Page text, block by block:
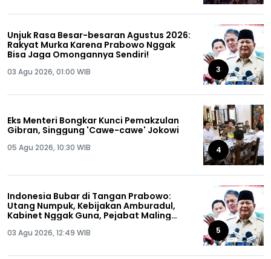
Unjuk Rasa Besar-besaran Agustus 2026:
Rakyat Murka Karena Prabowo Nggak
Bisa Jaga Omongannya Sendiri!
03 Agu 2026, 01:00 WIB 3
Eks Menteri Bongkar Kunci Pemakzulan
Gibran, Singgung 'Cawe-cawe' Jokowi
05 Agu 2026, 10:30 WIB 4
Indonesia Bubar di Tangan Prabowo:
Utang Numpuk, Kebijakan Amburadul,
Kabinet Nggak Guna, Pejabat Maling
03 Agu 2026, 12:49 WIB 5